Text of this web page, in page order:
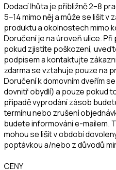
Dodací lhůta je přibližně 2–8
5–14 mimo něj a může se lišit
produktu a okolnostech mimo
Doručení je na úroveň ulice.
pokud zjistíte poškození,
podpisem a kontaktujte
zdarma se vztahuje pouze na
Doručení k domovním dveřím
dovnitř obydlí) a pouze pokud
případě vyprodání zásob
termínu nebo zrušení
budete informováni e-mailem.
mohou se lišit v období
poptávkou a/nebo z důvodů
CENY